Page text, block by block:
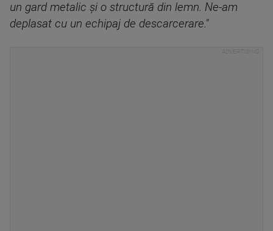
un gard metalic şi o structură din lemn. Ne-am
deplasat cu un echipaj de descarcerare."